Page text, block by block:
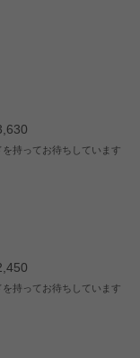
持ってお待ちしています
持ってお待ちしています